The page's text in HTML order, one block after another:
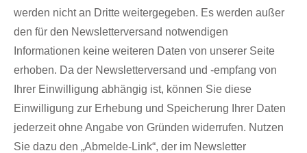
werden nicht an Dritte weitergegeben. Es werden außer
den für den Newsletterversand notwendigen
Informationen keine weiteren Daten von unserer Seite
erhoben. Da der Newsletterversand und -empfang von
Ihrer Einwilligung abhängig ist, können Sie diese
Einwilligung zur Erhebung und Speicherung Ihrer Daten
jederzeit ohne Angabe von Gründen widerrufen. Nutzen
Sie dazu den „Abmelde-Link“, der im Newsletter